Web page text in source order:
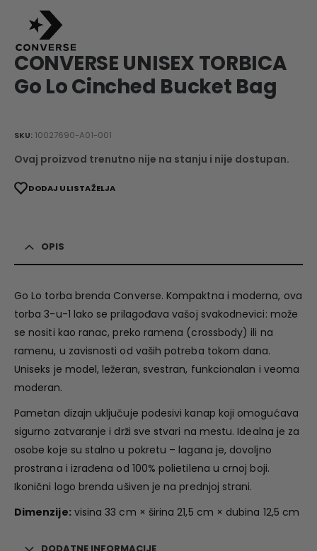
CONVERSE UNISEX TORBICA
Go Lo Cinched Bucket Bag
SKU: 10027690-A01-001
Ovaj proizvod trenutno nije na stanju i nije dostupan.
DODAJ U LISTA ŽELJA
OPIS
Go Lo torba brenda Converse. Kompaktna i moderna, ova
torba 3-u-1 lako se prilagođava vašoj svakodnevici: može
se nositi kao ranac, preko ramena (crossbody) ili na
ramenu, u zavisnosti od vaših potreba tokom dana.
Uniseks je model, ležeran, svestran, funkcionalan i veoma
moderan.
Pametan dizajn uključuje podesivi kanap koji omogućava
sigurno zatvaranje i drži sve stvari na mestu. Idealna je za
osobe koje su stalno u pokretu – lagana je, dovoljno
prostrana i izrađena od 100% polietilena u crnoj boji.
Ikonični logo brenda ušiven je na prednjoj strani.
Dimenzije:visina 33 cm × širina 21,5 cm × dubina 12,5 cm
DODATNE INFORMACIJE